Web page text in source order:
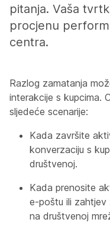
pitanja. Vaša
procjenu
centra.
Razlog zamatanja
interakcije s kupcima.
sljedeće scenarije:
Kada završite
konverzaciju s
društvenoj.
Kada prenosite
e-poštu ili zahtjev
na društvenoj